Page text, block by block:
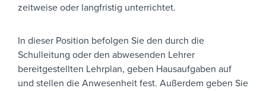
zeitweise oder langfristig unterrichtet.
In dieser Position befolgen Sie den durch die
Schulleitung oder den abwesenden Lehrer
bereitgestellten Lehrplan, geben Hausaufgaben auf
und stellen die Anwesenheit fest. Außerdem geben Sie